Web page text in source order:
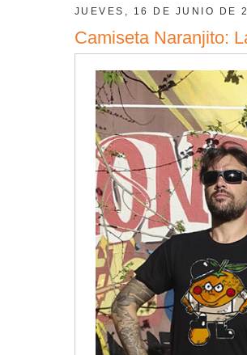
JUEVES, 16 DE JUNIO DE
Camiseta Naranjito: